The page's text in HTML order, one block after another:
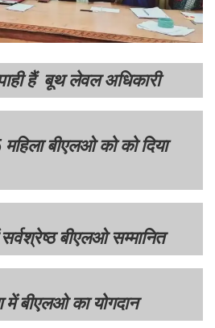
हैं बूथ लेवल अधिकारी
बीएलओ को को दिया
बीएलओ सम्मानित
में बीएलओ का योगदान